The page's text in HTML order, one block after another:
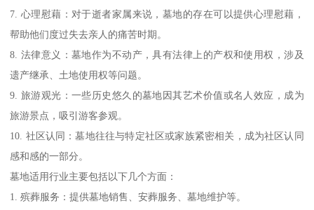
7. 心理慰藉：对于逝者家属来说，墓地的存在可以提供心理慰藉，
帮助他们度过失去亲人的痛苦时期。
8. 法律意义：墓地作为不动产，具有法律上的产权和使用权，涉及
遗产继承、土地使用权等问题。
9. 旅游观光：一些历史悠久的墓地因其艺术价值或名人效应，成为
旅游景点，吸引游客参观。
10. 社区认同：墓地往往与特定社区或家族紧密相关，成为社区认同
感和感的一部分。
墓地适用行业主要包括以下几个方面：
1. 殡葬服务：提供墓地销售、安葬服务、墓地维护等。